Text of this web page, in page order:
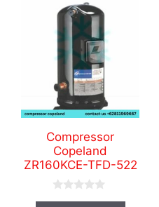
Compressor
Copeland
ZR160KCE-TFD-522